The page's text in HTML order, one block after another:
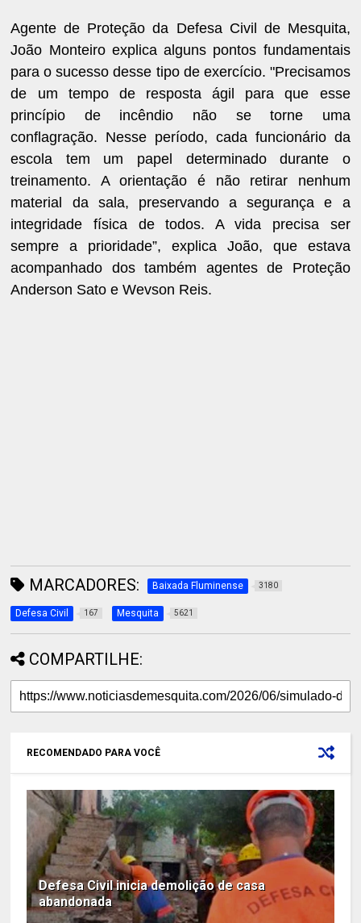
Agente de Proteção da Defesa Civil de Mesquita,
João Monteiro explica alguns pontos fundamentais
para o sucesso desse tipo de exercício. "Precisamos
de um tempo de resposta ágil para que esse
princípio de incêndio não se torne uma
conflagração. Nesse período, cada funcionário da
escola tem um papel determinado durante o
treinamento. A orientação é não retirar nenhum
material da sala, preservando a segurança e a
integridade física de todos. A vida precisa ser
sempre a prioridade”, explica João, que estava
acompanhado dos também agentes de Proteção
Anderson Sato e Wevson Reis.
MARCADORES: Baixada Fluminense 3180
Defesa Civil 167 Mesquita 5621
COMPARTILHE:
RECOMENDADO PARA VOCÊ
Defesa Civil inicia demolição de casa
abandonada